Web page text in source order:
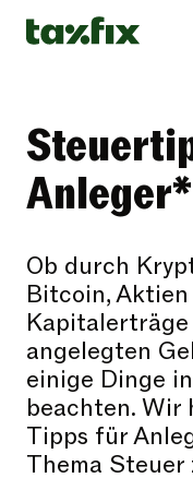
Ob durch
Bitcoin,
Kapitalerträge
angelegten
einige Dinge
beachten. Wir
Tipps für
Thema Steuer